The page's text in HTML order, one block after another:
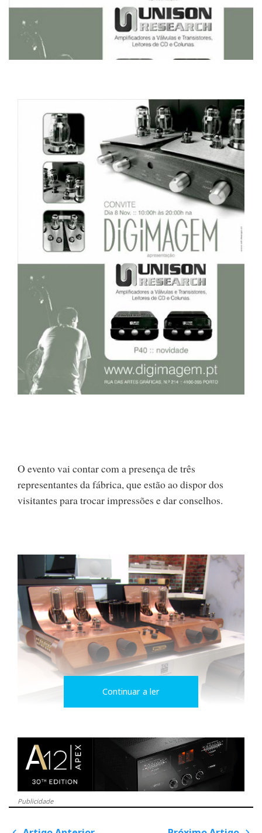
O evento vai contar com a presença de três
representantes da fábrica, que estão ao dispor dos
visitantes para trocar impressões e dar conselhos.
Continuar a ler
Publicidade